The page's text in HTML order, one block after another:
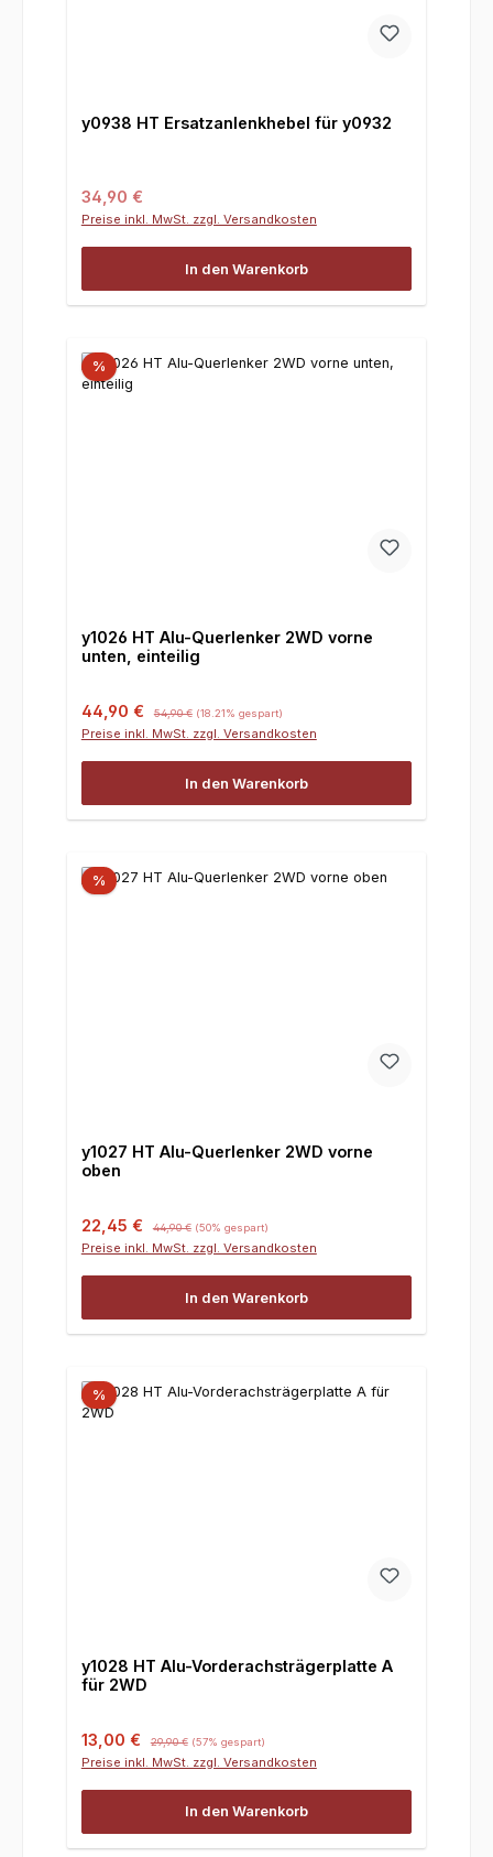
y0938 HT Ersatzanlenkhebel für y0932
Regulärer Preis:
34,90 €
Preise inkl. MwSt. zzgl. Versandkosten
In den Warenkorb
%
y1026 HT Alu-Querlenker 2WD vorne
unten, einteilig
Verkaufspreis:
44,90 € Regulärer Preis:
54,90 € (18.21% gespart)
Preise inkl. MwSt. zzgl. Versandkosten
In den Warenkorb
%
y1027 HT Alu-Querlenker 2WD vorne
oben
Verkaufspreis:
22,45 € 44,90 € (50% gespart)
Preise inkl. MwSt. zzgl. Versandkosten
In den Warenkorb
%
y1028 HT Alu-Vorderachsträgerplatte A
für 2WD
Verkaufspreis:
13,00 € 29,90 € (57% gespart)
Preise inkl. MwSt. zzgl. Versandkosten
In den Warenkorb